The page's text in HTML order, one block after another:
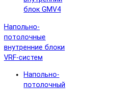
блок GMV4
Напольно-
потолочные
внутренние блоки
VRF-систем
Напольно-
потолочный